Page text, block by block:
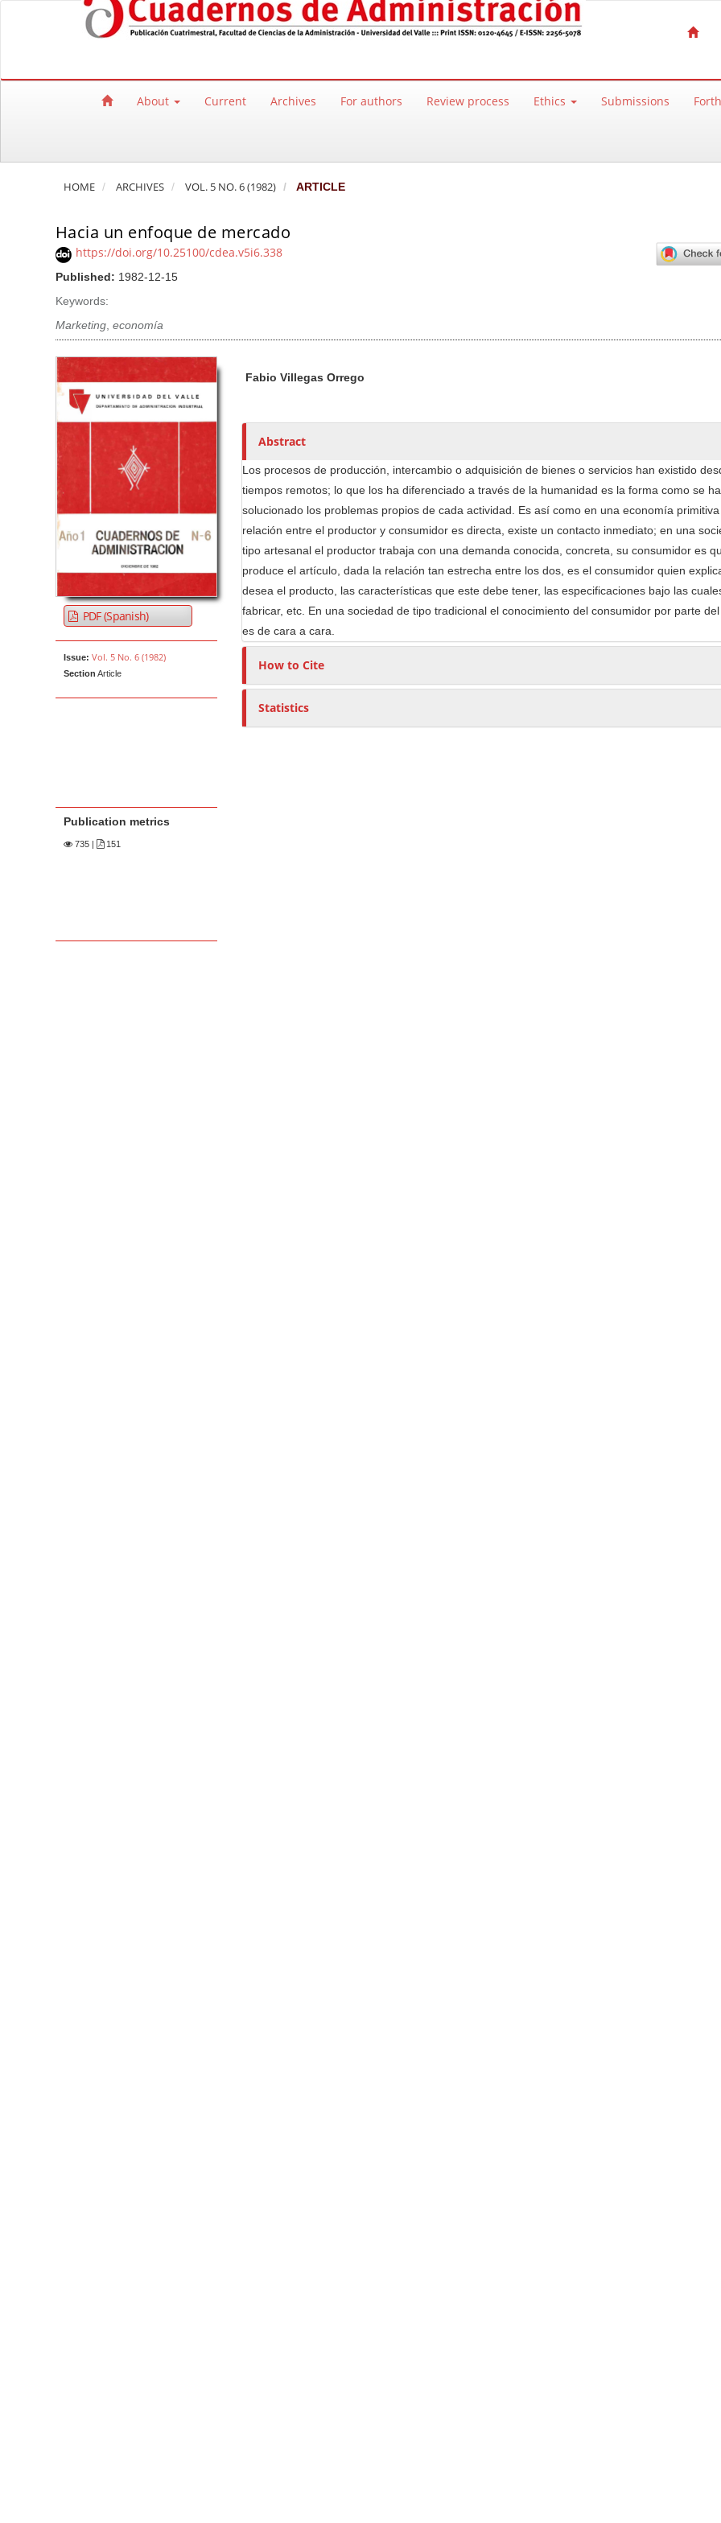
Quick jump to page content
Main Navigation
About Current Archives For authors Review process Ethics Submissions
HOME ARCHIVES VOL. 5 NO. 6 (1982) ARTICLE
Hacia un enfoque de mercado
https://doi.org/10.25100/cdea.v5i6.338
Published: 1982-12-15
Keywords:
Marketing, economía
Article Sidebar
PDF (Spanish)
Issue: Vol. 5 No. 6 (1982)
Section Article
Publication metrics
735| 151
u
h
r
s
Fabio Villegas Orrego
Abstract
Los procesos de producción, intercambio o adquisición de bienes o servicios han existido
tiempos remotos; lo que los ha diferenciado a través de la humanidad es la forma como se
solucionado los problemas propios de cada actividad. Es así como en una economía
relación entre el productor y consumidor es directa, existe un contacto inmediato; en una
tipo artesanal el productor trabaja con una demanda conocida, concreta, su consumidor es
produce el artículo, dada la relación tan estrecha entre los dos, es el consumidor quien
desea el producto, las características que este debe tener, las especificaciones bajo las
fabricar, etc. En una sociedad de tipo tradicional el conocimiento del consumidor por parte
es de cara a cara.
How to Cite
Statistics